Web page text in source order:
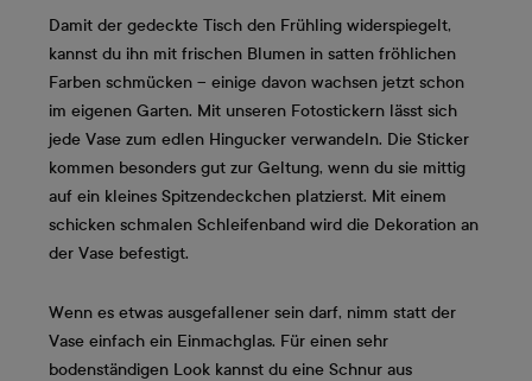
Damit der gedeckte Tisch den Frühling widerspiegelt,
kannst du ihn mit frischen Blumen in satten fröhlichen
Farben schmücken – einige davon wachsen jetzt schon
im eigenen Garten. Mit unseren Fotostickern lässt sich
jede Vase zum edlen Hingucker verwandeln. Die Sticker
kommen besonders gut zur Geltung, wenn du sie mittig
auf ein kleines Spitzendeckchen platzierst. Mit einem
schicken schmalen Schleifenband wird die Dekoration an
der Vase befestigt.
Wenn es etwas ausgefallener sein darf, nimm statt der
Vase einfach ein Einmachglas. Für einen sehr
bodenständigen Look kannst du eine Schnur aus